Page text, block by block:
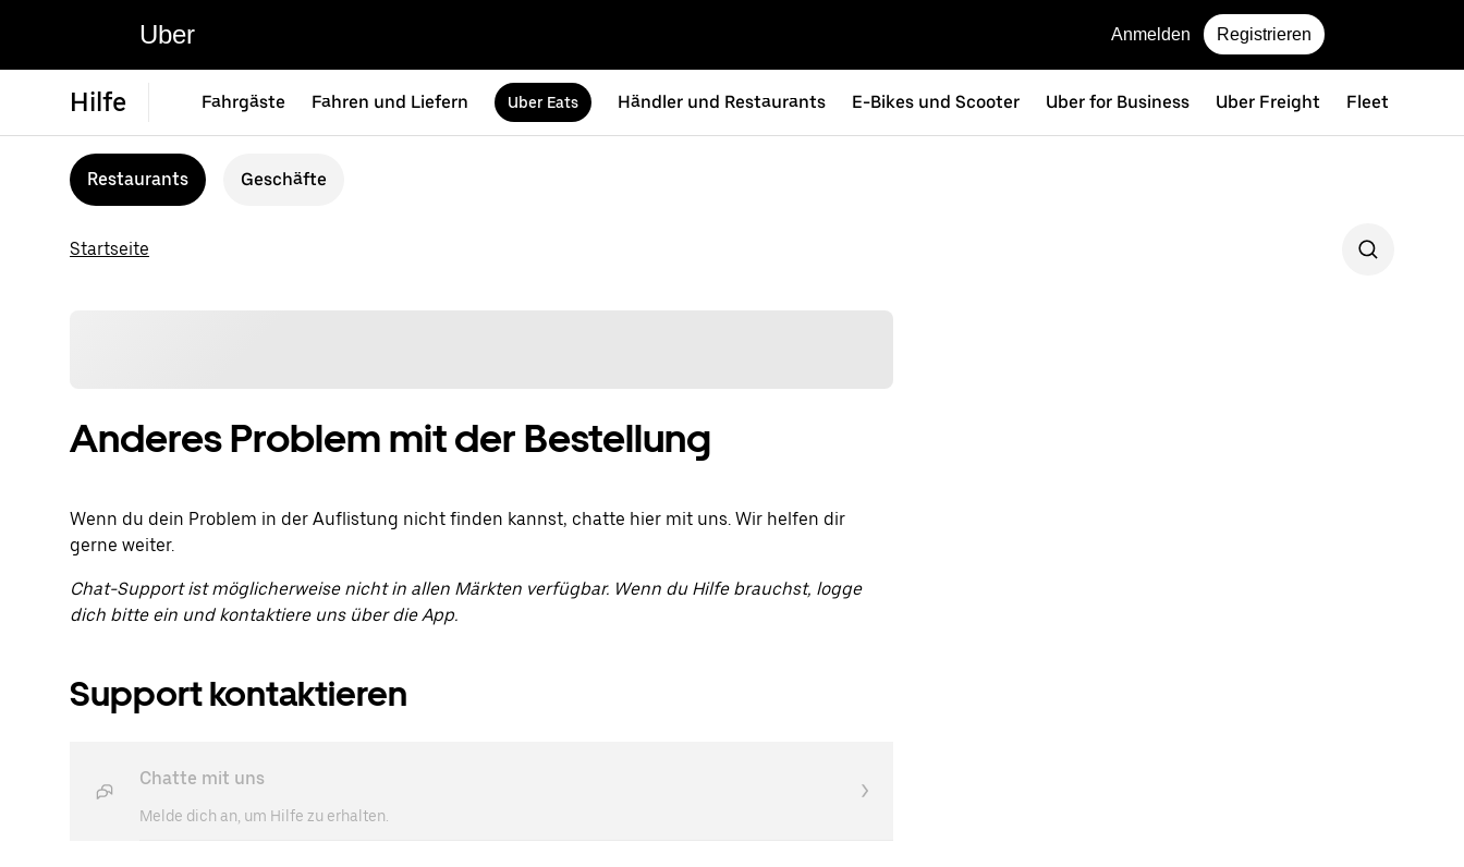
Uber Anmelden Registrieren
Hilfe Fahrgäste Fahren und Liefern Uber Eats Händler und Restaurants E-Bikes und Scooter Uber for Business Uber Freight Fleet
Restaurants Geschäfte
Startseite
Anderes Problem mit der Bestellung
Wenn du dein Problem in der Auflistung nicht finden kannst, chatte hier mit uns. Wir helfen dir
gerne weiter.
Chat-Support ist möglicherweise nicht in allen Märkten verfügbar. Wenn du Hilfe brauchst, logge
dich bitte ein und kontaktiere uns über die App.
Support kontaktieren
Chatte mit uns
Melde dich an, um Hilfe zu erhalten.